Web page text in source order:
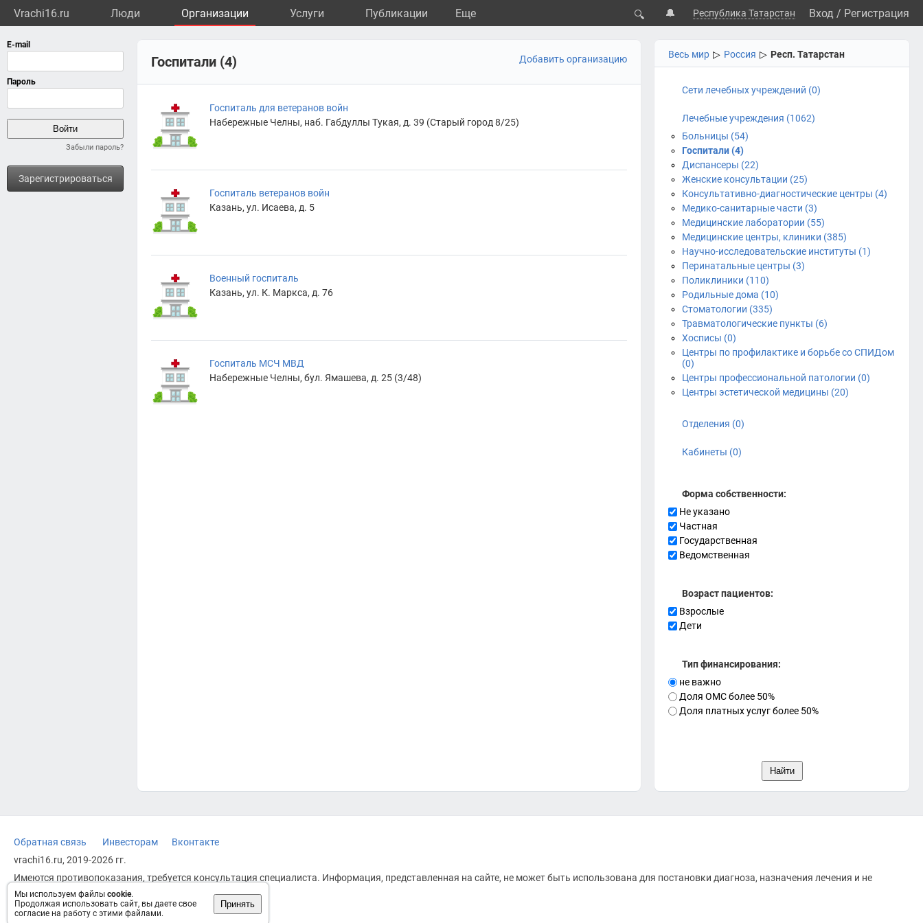
Vrachi16.ru Люди Организации Услуги Публикации Eще 🔍 🔔 Республика Татарстан Вход / Регистрация
Забыли пароль?
Зарегистрироваться
Мы используем файлы cookie.
Продолжая использовать сайт, вы даете свое
согласие на работу с этими файлами.
Принять
Весь мир ▷ Россия ▷ Респ. Татарстан
Сети лечебных учреждений (0)
Лечебные учреждения (1062)
Больницы (54)
Госпитали (4)
Диспансеры (22)
Женские консультации (25)
Консультативно-диагностические центры (4)
Медико-санитарные части (3)
Медицинские лаборатории (55)
Медицинские центры, клиники (385)
Научно-исследовательские институты (1)
Перинатальные центры (3)
Поликлиники (110)
Родильные дома (10)
Стоматологии (335)
Травматологические пункты (6)
Хосписы (0)
Центры по профилактике и борьбе со СПИДом
(0)
Центры профессиональной патологии (0)
Центры эстетической медицины (20)
Отделения (0)
Кабинеты (0)
Форма собственности:
Не указано
Частная
Государственная
Ведомственная
Возраст пациентов:
Взрослые
Дети
Тип финансирования:
не важно
Доля ОМС более 50%
Доля платных услуг более 50%
Госпитали (4) Добавить организацию
Госпиталь для ветеранов войн
Набережные Челны, наб. Габдуллы Тукая, д. 39 (Старый город 8/25)
Госпиталь ветеранов войн
Казань, ул. Исаева, д. 5
Военный госпиталь
Казань, ул. К. Маркса, д. 76
Госпиталь МСЧ МВД
Набережные Челны, бул. Ямашева, д. 25 (3/48)
Обратная связь Инвесторам
Вконтакте
vrachi16.ru, 2019-2026 гг.
Имеются противопоказания, требуется консультация специалиста. Информация, представленная на сайте, не может быть использована для постановки диагноза, назначения лечения и не
заменяет прием врача.
Возрастное ограничение: 18+